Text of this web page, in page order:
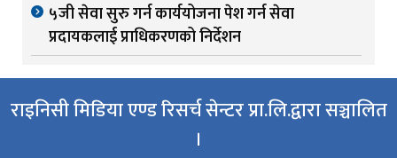
५जी सेवा सुरु गर्न कार्ययोजना पेश गर्न सेवा
प्रदायकलाई प्राधिकरणको निर्देशन
राइनिसी मिडिया एण्ड रिसर्च सेन्टर प्रा.लि.द्वारा सञ्चालित
।